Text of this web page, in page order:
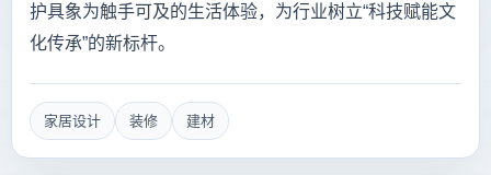
护具象为触手可及的生活体验，为行业树立“科技赋能文
化传承”的新标杆。
家居设计 装修 建材